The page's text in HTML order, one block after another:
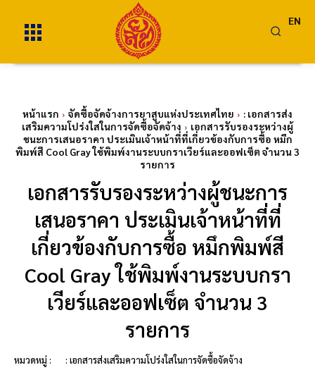
EN
หน้าแรก จัดซื้อจัดจ้างการยาสูบแห่งประเทศไทย
: เอกสารส่ง
เสริมความโปร่งใสในการจัดซื้อจัดจ้าง
เอกสารรับรองระหว่างผู้
ชนะการเสนอราคา ประเมินเจ้าหน้าที่ที่เกี่ยวข้องกับการซื้อ หมึก
พิมพ์สี Cool Gray ใช้พิมพ์งานระบบกราเวียร์และออฟเซ็ต จำนวน 3
รายการ
เอกสารรับรองระหว่างผู้ชนะการ
เสนอราคา ประเมินเจ้าหน้าที่ที่
เกี่ยวข้องกับการซื้อ หมึกพิมพ์สี
Cool Gray ใช้พิมพ์งานระบบกรา
เวียร์และออฟเซ็ต จำนวน 3
รายการ
หมวดหมู่ : : เอกสารส่งเสริมความโปร่งใสในการจัดซื้อจัดจ้าง